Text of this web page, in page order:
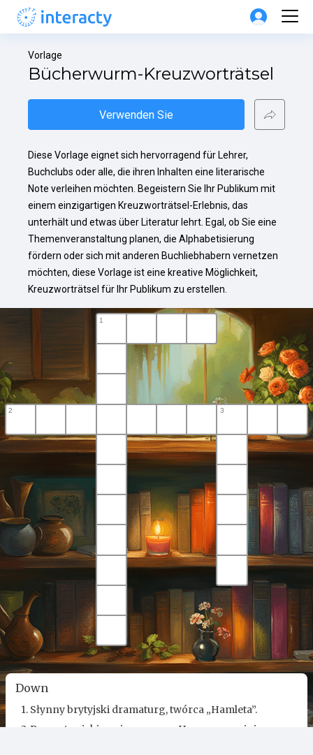
Vorlage
Bücherwurm-Kreuzworträtsel
Verwenden Sie
Diese Vorlage eignet sich hervorragend für Lehrer,
Buchclubs oder alle, die ihren Inhalten eine literarische
Note verleihen möchten. Begeistern Sie Ihr Publikum mit
einem einzigartigen Kreuzworträtsel-Erlebnis, das
unterhält und etwas über Literatur lehrt. Egal, ob Sie eine
Themenveranstaltung planen, die Alphabetisierung
fördern oder sich mit anderen Buchliebhabern vernetzen
möchten, diese Vorlage ist eine kreative Möglichkeit,
Kreuzworträtsel für Ihr Publikum zu erstellen.